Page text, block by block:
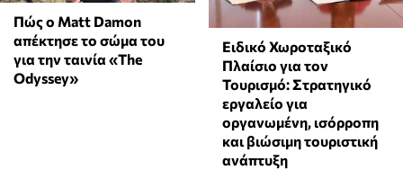
Πώς ο Matt Damon
απέκτησε το σώμα του
για την ταινία «The
Odyssey»
Ειδικό Χωροταξικό
Πλαίσιο για τον
Τουρισμό: Στρατηγικό
εργαλείο για
οργανωμένη, ισόρροπη
και βιώσιμη τουριστική
ανάπτυξη